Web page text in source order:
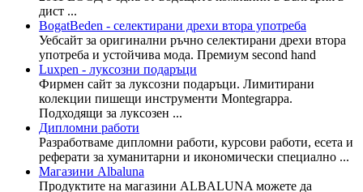
дист ...
BogatBeden - селектирани дрехи втора употреба
Уебсайт за оригинални ръчно селектирани дрехи втора
употреба и устойчива мода. Премиум second hand
Luxpen - луксозни подаръци
Фирмен сайт за луксозни подаръци. Лимитирани
колекции пишещи инструменти Montegrappa.
Подходящи за луксозен ...
Дипломни работи
Разработваме дипломни работи, курсови работи, есета и
реферати за хуманитарни и икономически специално ...
Магазини Albaluna
Продуктите на магазини ALBALUNA можете да